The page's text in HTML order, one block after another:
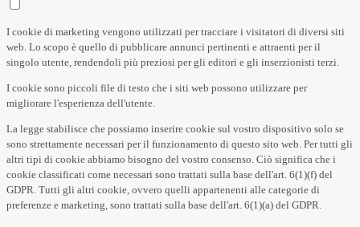
I cookie di marketing vengono utilizzati per tracciare i visitatori di diversi siti
web. Lo scopo è quello di pubblicare annunci pertinenti e attraenti per il
singolo utente, rendendoli più preziosi per gli editori e gli inserzionisti terzi.
I cookie sono piccoli file di testo che i siti web possono utilizzare per
migliorare l'esperienza dell'utente.
La legge stabilisce che possiamo inserire cookie sul vostro dispositivo solo se
sono strettamente necessari per il funzionamento di questo sito web. Per tutti gli
altri tipi di cookie abbiamo bisogno del vostro consenso. Ciò significa che i
cookie classificati come necessari sono trattati sulla base dell'art. 6(1)(f) del
GDPR. Tutti gli altri cookie, ovvero quelli appartenenti alle categorie di
preferenze e marketing, sono trattati sulla base dell'art. 6(1)(a) del GDPR.